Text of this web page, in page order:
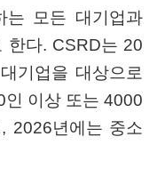
는 모든 대기업과
한다. CSRD는 20
기업을 대상으로
이상 또는 4000
2026년에는 중소